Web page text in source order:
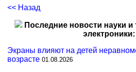
<< Назад
Последние новости науки и
электроники:
Экраны влияют на детей
возрасте 01.08.2026